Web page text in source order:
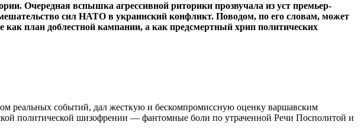
Очередная вспышка агрессивной риторики прозвучала из уст премьер-
сил НАТО в украинский конфликт. Поводом, по его словам, может
план доблестной кампании, а как предсмертный хрип политических
реальных событий, дал жесткую и бескомпромиссную оценку варшавским
политической шизофрении — фантомные боли по утраченной Речи Посполитой и